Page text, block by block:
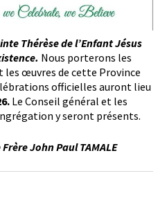
Thérèse de l’Enfant Jésus
Nous porterons les
les œuvres de cette Province
officielles auront lieu
Le Conseil général et les
y seront présents.
John Paul TAMALE